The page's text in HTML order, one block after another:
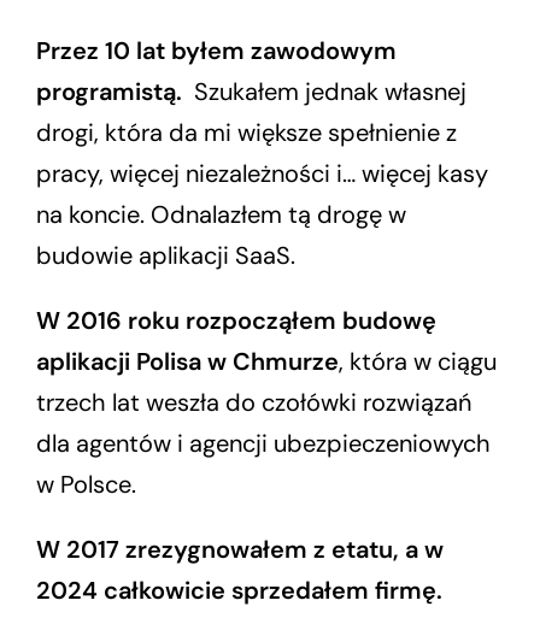
Przez 10 lat byłem zawodowym
programistą. Szukałem jednak własnej
drogi, która da mi większe spełnienie z
pracy, więcej niezależności i… więcej kasy
na koncie. Odnalazłem tą drogę w
budowie aplikacji SaaS.
W 2016 roku rozpocząłem budowę
aplikacji Polisa w Chmurze, która w ciągu
trzech lat weszła do czołówki rozwiązań
dla agentów i agencji ubezpieczeniowych
w Polsce.
W 2017 zrezygnowałem z etatu, a w
2024 całkowicie sprzedałem firmę.